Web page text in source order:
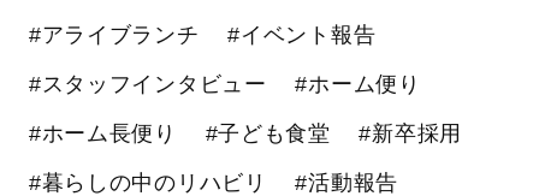
#アライブランチ #イベント報告
#スタッフインタビュー #ホーム便り
#ホーム長便り #子ども食堂 #新卒採用
#暮らしの中のリハビリ #活動報告